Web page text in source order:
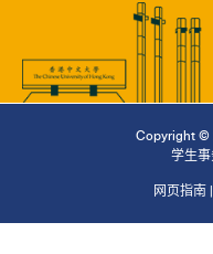
Copyright ©
学生事
网页指南|